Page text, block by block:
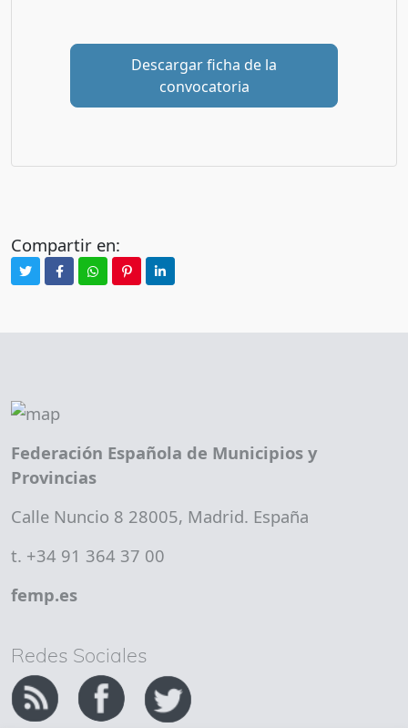
Descargar ficha de la
convocatoria
Compartir en:
Federación Española de Municipios y
Provincias
Calle Nuncio 8 28005, Madrid. España
t. +34 91 364 37 00
femp.es
Redes Sociales